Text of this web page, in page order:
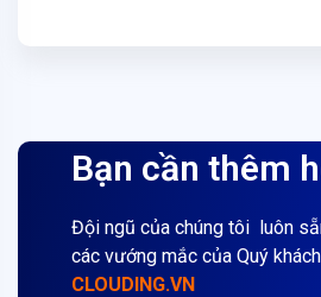
Bạn cần thêm
Đội ngũ của chúng tôi luôn
các vướng mắc của Quý
CLOUDING.VN